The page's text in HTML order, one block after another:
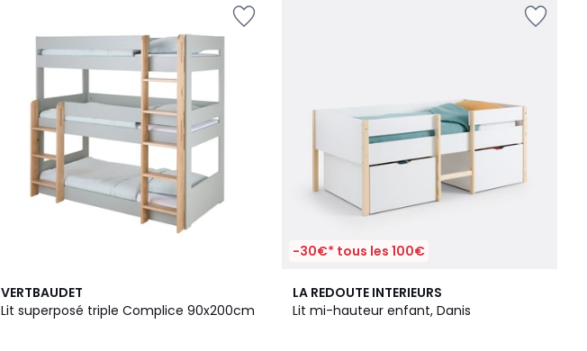
VERTBAUDET
Lit superposé triple Complice 90x200cm
-30€* tous les 100€
LA REDOUTE INTERIEURS
Lit mi-hauteur enfant, Danis
4,4
/ 5